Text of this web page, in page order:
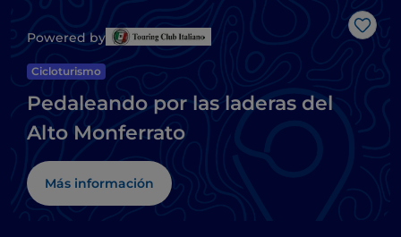
Me
Powered by
Cicloturismo
Pedaleando por las laderas del
Alto Monferrato
Más información